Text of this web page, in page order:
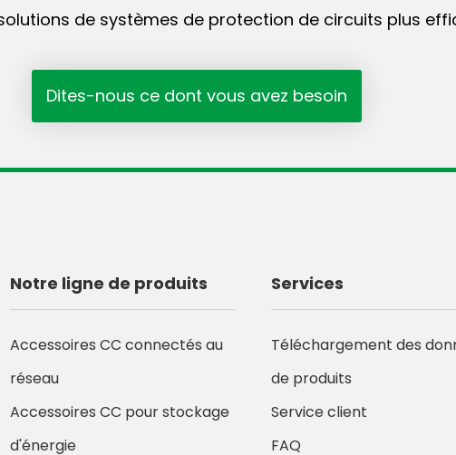
de systèmes de protection de circuits plus
Dites-nous ce dont vous avez besoin
Notre ligne de produits
Accessoires CC connectés au
réseau
Accessoires CC pour stockage
d'énergie
Services
Téléchargement des
de produits
Service client
FAQ